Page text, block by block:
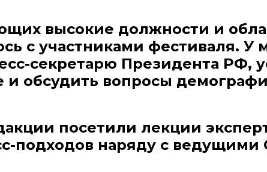
высокие должности и
с участниками фестиваля.
секретарю Президента РФ,
и обсудить вопросы
посетили лекции
подходов наряду с